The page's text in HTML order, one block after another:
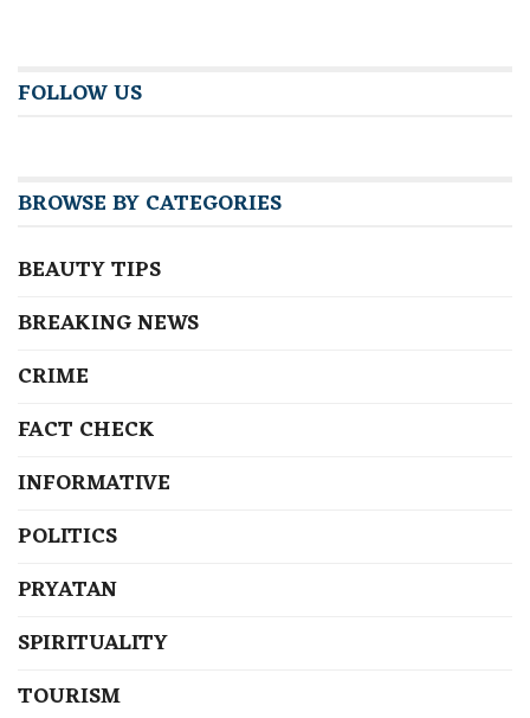
FOLLOW US
BROWSE BY CATEGORIES
BEAUTY TIPS
BREAKING NEWS
CRIME
FACT CHECK
INFORMATIVE
POLITICS
PRYATAN
SPIRITUALITY
TOURISM